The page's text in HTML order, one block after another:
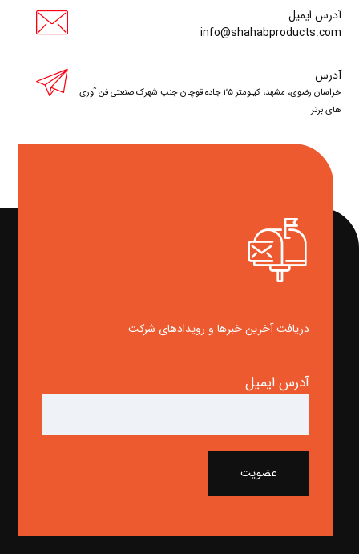
آدرس ایمیل
info@shahabproducts.com
آدرس
خراسان رضوی، مشهد، کیلومتر ۲۵ جاده قوچان
جنب شهرک صنعتی فن آوری
های برتر
دریافت آخرین خبرها و رویدادهای شرکت
آدرس ایمیل
عضویت